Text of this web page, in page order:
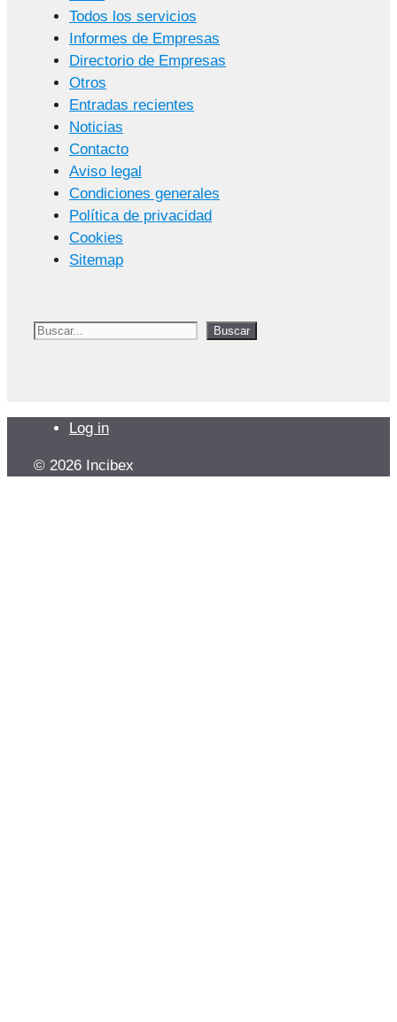
Todos los servicios
Informes de Empresas
Directorio de Empresas
Otros
Entradas recientes
Noticias
Contacto
Aviso legal
Condiciones generales
Política de privacidad
Cookies
Sitemap
Buscar Buscar
Log in
© 2026 Incibex